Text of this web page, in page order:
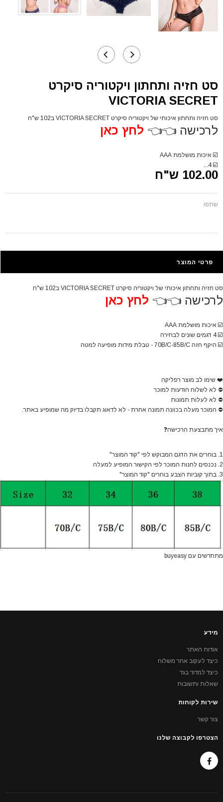
סט חזיה ותחתון ויקטוריה סיקרט
VICTORIA SECRET
סט חזיה ותחתון איכותי של ויקטוריה סיקרט VICTORIA SECRET ב102 ש"ח
לרכישה 👈👈 לחץ כאן
☑️ איכות מושלמת AAA
☑️
4...
102.00 ש"ח
שתפו
פרטי המוצר
סט חזיה ותחתון איכותי של ויקטוריה סיקרט VICTORIA SECRET ב102 ש"ח
לרכישה 👈👈 לחץ כאן
☑️ איכות מושלמת AAA
☑️4 דגמים שונים לבחירה
☑️ היקף חזה 70B/C-85B/C - טבלת מידות מופיעה למטה
❤️ שימו לב מוצר רפליקה
⛔ לא לשלוח הודעות למוכר
⛔ לא לעלות תמונות
⛔ המוכר מעלה בכוונה תמונה אחרת - לא לדאוג תקבלו בדיוק מה שמופיע באתר.
איך מתבצעת הרכישה❓
1. בוחרים את הדגם המבוקש לפי "קוד המוצר"
2. נכנסים לחנות המוכר לפי הקישור המופיע למעלה
3. בתוך קוביות הצבע בוחרים "קוד המוצר"
מתחדשים עם buyeasy
מידע
אודות האתר
כיצד לעקוב אחר משלוח
כיצד למדוד בגד
שאלות ותשובות
שירות לקוחות
צור קשר
הצטרפו לקבוצה שלנו